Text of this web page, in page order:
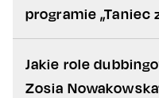
programie „Taniec
Jakie role
Zosia